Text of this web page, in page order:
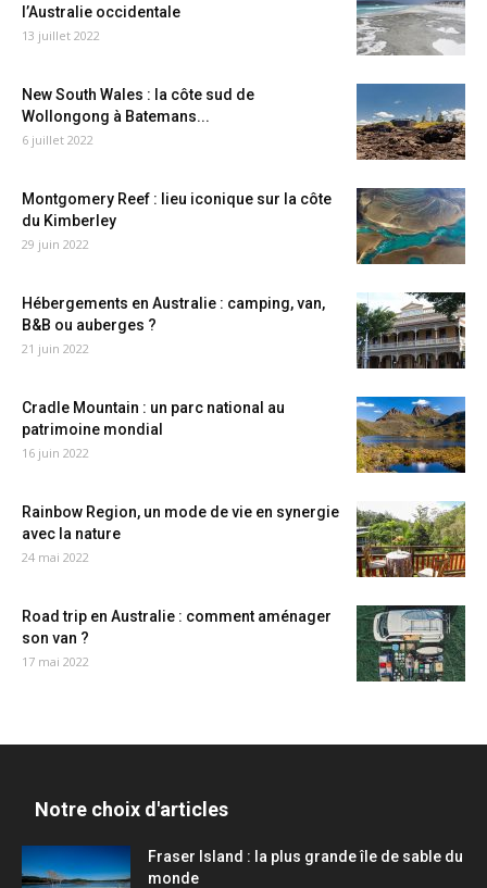
l’Australie occidentale
13 juillet 2022
New South Wales : la côte sud de
Wollongong à Batemans...
6 juillet 2022
Montgomery Reef : lieu iconique sur la côte
du Kimberley
29 juin 2022
Hébergements en Australie : camping, van,
B&B ou auberges ?
21 juin 2022
Cradle Mountain : un parc national au
patrimoine mondial
16 juin 2022
Rainbow Region, un mode de vie en synergie
avec la nature
24 mai 2022
Road trip en Australie : comment aménager
son van ?
17 mai 2022
Notre choix d'articles
Fraser Island : la plus grande île de sable du
monde